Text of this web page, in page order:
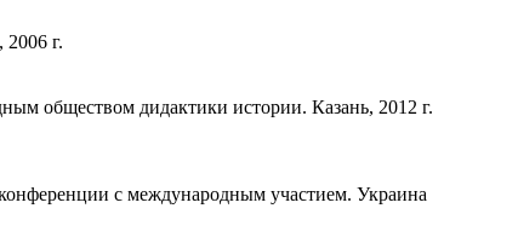
г.
обществом дидактики истории. Казань, 2012 г.
с международным участием. Украина